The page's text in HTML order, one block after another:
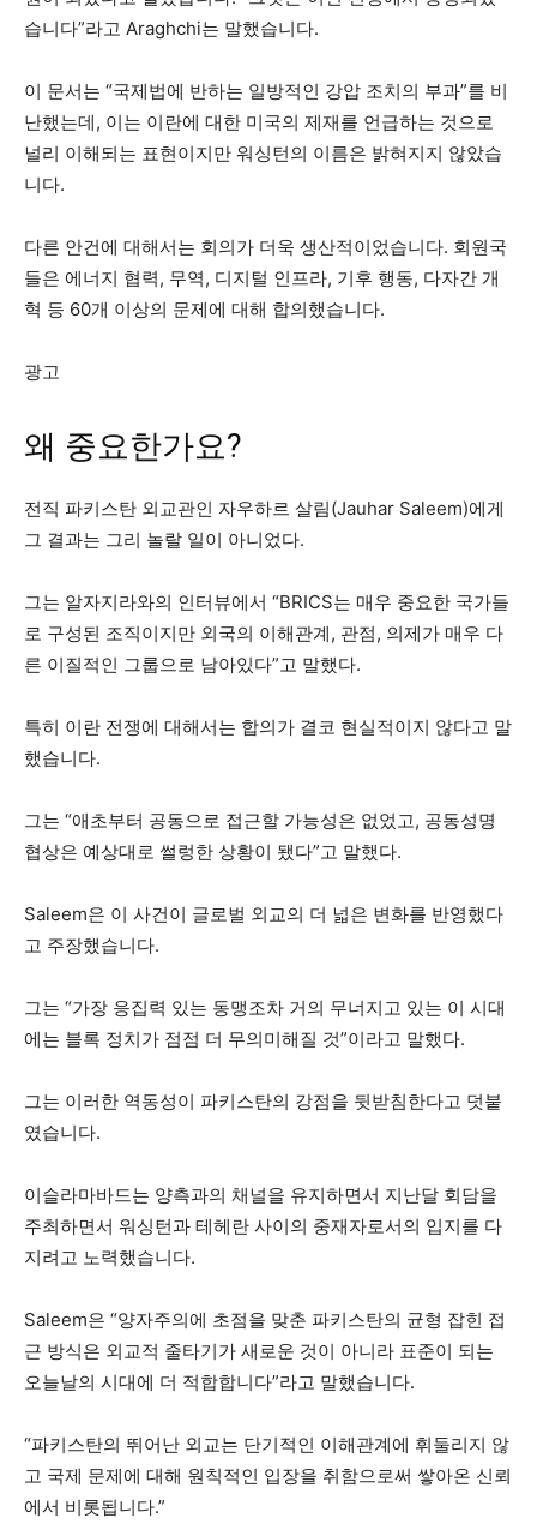
습니다”라고 Araghchi는 말했습니다.
이 문서는 “국제법에 반하는 일방적인 강압 조치의 부과”를 비
난했는데, 이는 이란에 대한 미국의 제재를 언급하는 것으로
널리 이해되는 표현이지만 워싱턴의 이름은 밝혀지지 않았습
니다.
다른 안건에 대해서는 회의가 더욱 생산적이었습니다. 회원국
들은 에너지 협력, 무역, 디지털 인프라, 기후 행동, 다자간 개
혁 등 60개 이상의 문제에 대해 합의했습니다.
광고
왜 중요한가요?
전직 파키스탄 외교관인 자우하르 살림(Jauhar Saleem)에게
그 결과는 그리 놀랄 일이 아니었다.
그는 알자지라와의 인터뷰에서 “BRICS는 매우 중요한 국가들
로 구성된 조직이지만 외국의 이해관계, 관점, 의제가 매우 다
른 이질적인 그룹으로 남아있다”고 말했다.
특히 이란 전쟁에 대해서는 합의가 결코 현실적이지 않다고 말
했습니다.
그는 “애초부터 공동으로 접근할 가능성은 없었고, 공동성명
협상은 예상대로 썰렁한 상황이 됐다”고 말했다.
Saleem은 이 사건이 글로벌 외교의 더 넓은 변화를 반영했다
고 주장했습니다.
그는 “가장 응집력 있는 동맹조차 거의 무너지고 있는 이 시대
에는 블록 정치가 점점 더 무의미해질 것”이라고 말했다.
그는 이러한 역동성이 파키스탄의 강점을 뒷받침한다고 덧붙
였습니다.
이슬라마바드는 양측과의 채널을 유지하면서 지난달 회담을
주최하면서 워싱턴과 테헤란 사이의 중재자로서의 입지를 다
지려고 노력했습니다.
Saleem은 “양자주의에 초점을 맞춘 파키스탄의 균형 잡힌 접
근 방식은 외교적 줄타기가 새로운 것이 아니라 표준이 되는
오늘날의 시대에 더 적합합니다”라고 말했습니다.
“파키스탄의 뛰어난 외교는 단기적인 이해관계에 휘둘리지 않
고 국제 문제에 대해 원칙적인 입장을 취함으로써 쌓아온 신뢰
에서 비롯됩니다.”